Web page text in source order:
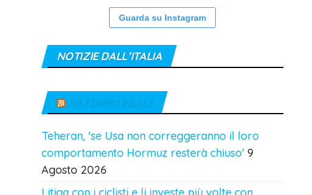
Guarda su Instagram
NOTIZIE DALL’ITALIA
IN TEMPO REALE
Teheran, 'se Usa non correggeranno il loro
comportamento Hormuz resterà chiuso' 9
Agosto 2026